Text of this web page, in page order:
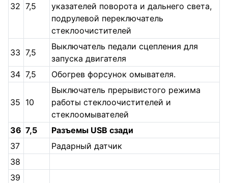
32 7,5
указателей поворота и дальнего света,
подрулевой переключатель
стеклоочистителей
33 7,5
Выключатель педали сцепления для
запуска двигателя
34 7,5 Обогрев форсунок омывателя.
35 10
Выключатель прерывистого режима
работы стеклоочистителей и
стеклоомывателей
36 7,5
Разъемы USB сзади
37
Радарный датчик
38
39